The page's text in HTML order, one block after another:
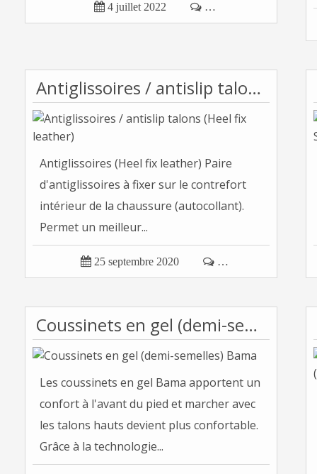
 4 juillet 2022  …
Antiglissoires / antislip talons (Heel fix leather)
Antiglissoires (Heel fix leather) Paire
d'antiglissoires à fixer sur le contrefort
intérieur de la chaussure (autocollant).
Permet un meilleur...
 25 septembre 2020  …
Coussinets en gel (demi-semelles) Bama
Les coussinets en gel Bama apportent un
confort à l'avant du pied et marcher avec
les talons hauts devient plus confortable.
Grâce à la technologie...